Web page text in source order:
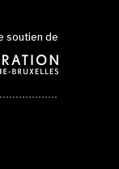
soutien de